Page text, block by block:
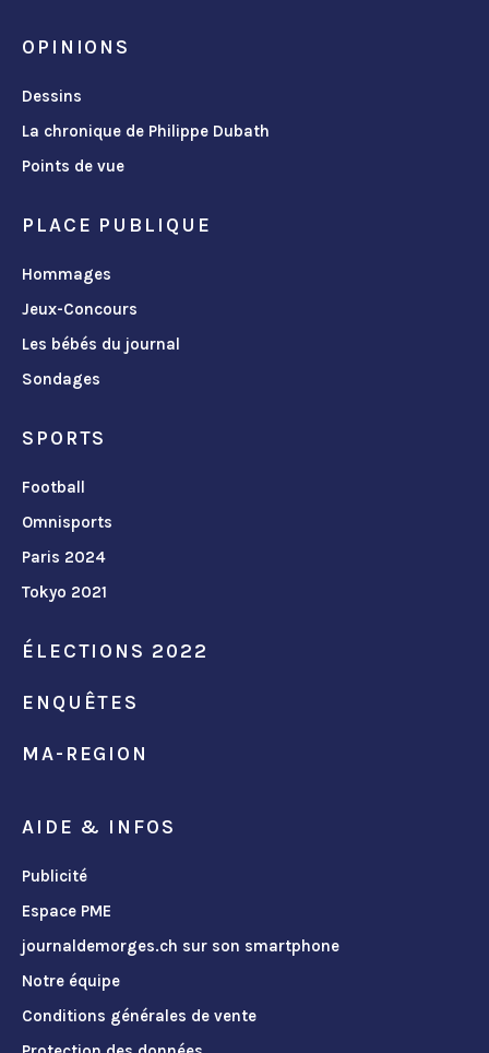
OPINIONS
Dessins
La chronique de Philippe Dubath
Points de vue
PLACE PUBLIQUE
Hommages
Jeux-Concours
Les bébés du journal
Sondages
SPORTS
Football
Omnisports
Paris 2024
Tokyo 2021
ÉLECTIONS 2022
ENQUÊTES
MA-REGION
AIDE & INFOS
Publicité
Espace PME
journaldemorges.ch sur son smartphone
Notre équipe
Conditions générales de vente